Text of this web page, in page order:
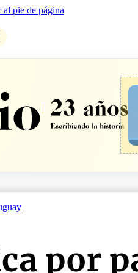
al pie de página
por